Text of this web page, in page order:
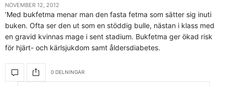
NOVEMBER 12, 2012
’Med bukfetma menar man den fasta fetma som sätter sig inuti
buken. Ofta ser den ut som en stöddig bulle, nästan i klass med
en gravid kvinnas mage i sent stadium. Bukfetma ger ökad risk
för hjärt- och kärlsjukdom samt åldersdiabetes.
0 DELNINGAR